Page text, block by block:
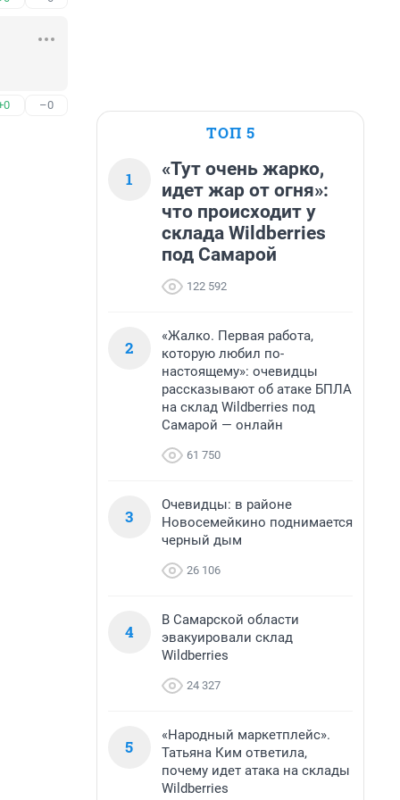
–0
ТОП 5
1
«Тут очень жарко,
идет жар от огня»:
что происходит у
склада Wildberries
под Самарой
122 592
2
«Жалко. Первая работа,
которую любил по-
настоящему»: очевидцы
рассказывают об атаке БПЛА
на склад Wildberries под
Самарой — онлайн
61 750
3
Очевидцы: в районе
Новосемейкино поднимается
черный дым
26 106
4
В Самарской области
эвакуировали склад
Wildberries
24 327
5
«Народный маркетплейс».
Татьяна Ким ответила,
почему идет атака на склады
Wildberries